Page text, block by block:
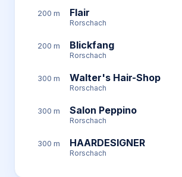
200 m Flair
Rorschach
200 m Blickfang
Rorschach
300 m Walter's Hair-Shop
Rorschach
300 m Salon Peppino
Rorschach
300 m HAARDESIGNER
Rorschach